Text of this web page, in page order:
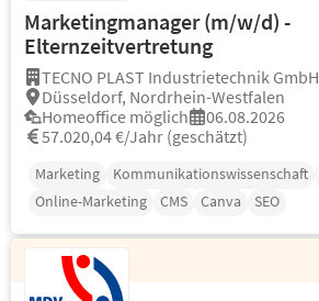
Marketingmanager (m/w/d) -
Elternzeitvertretung
TECNO PLAST Industrietechnik GmbH
Düsseldorf, Nordrhein-Westfalen
Homeoffice möglich
06.08.2026
57.020,04 €/Jahr (geschätzt)
Marketing Kommunikationswissenschaft
Online-Marketing
CMS Canva SEO